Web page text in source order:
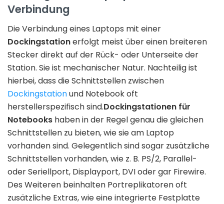
Verbindung
Die Verbindung eines Laptops mit einer
Dockingstationerfolgt meist über einen breiteren
Stecker direkt auf der Rück- oder Unterseite der
Station. Sie ist mechanischer Natur. Nachteilig ist
hierbei, dass die Schnittstellen zwischen
Dockingstationund Notebook oft
herstellerspezifisch sind.Dockingstationen für
Notebooks haben in der Regel genau die gleichen
Schnittstellen zu bieten, wie sie am Laptop
vorhanden sind. Gelegentlich sind sogar zusätzliche
Schnittstellen vorhanden, wie z. B. PS/2, Parallel-
oder Seriellport, Displayport, DVI oder gar Firewire.
Des Weiteren beinhalten Portreplikatoren oft
zusätzliche Extras, wie eine integrierte Festplatte